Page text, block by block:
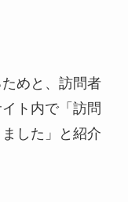
めと、訪問者
ト内で「訪問
した」と紹介